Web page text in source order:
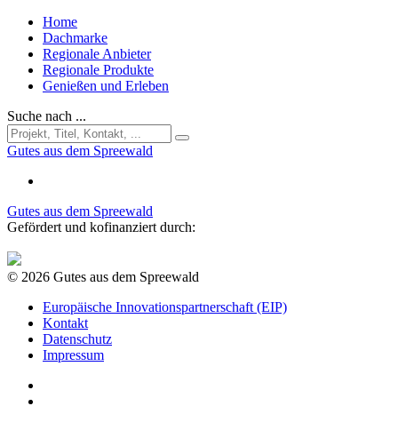
Home
Dachmarke
Regionale Anbieter
Regionale Produkte
Genießen und Erleben
Suche nach ...
Gutes aus dem Spreewald
Gutes aus dem Spreewald
Gefördert und kofinanziert durch:
© 2026 Gutes aus dem Spreewald
Europäische Innovationspartnerschaft (EIP)
Kontakt
Datenschutz
Impressum